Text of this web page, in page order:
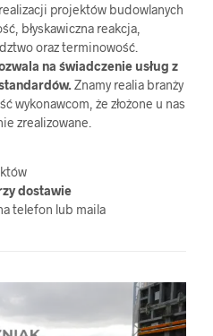
projektów budowlanych
błyskawiczna reakcja,
oraz terminowość.
na świadczenie usług z
Znamy realia branży
wykonawcom, że złożone u nas
zrealizowane.
dostawie
telefon lub maila